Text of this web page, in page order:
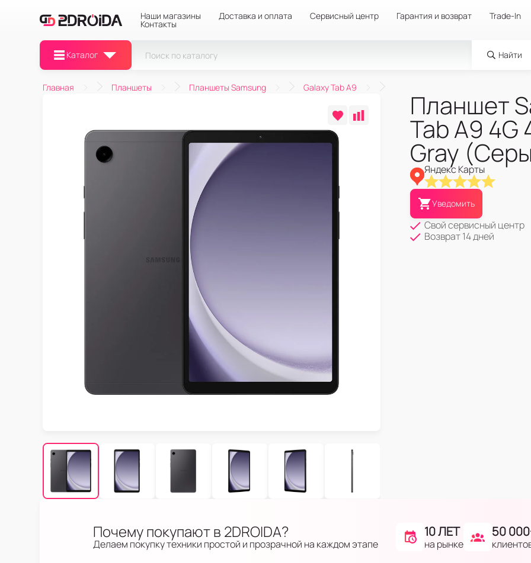
Наши магазины Доставка и оплата Сервисный центр Гарантия и возврат Trade-In
Контакты
Каталог Найти
Главная Планшеты Планшеты Samsung Galaxy Tab A9
Планшет
Tab A9
Gray
Яндекс Карты
Уведомить
Свой сервисный центр
Возврат 14 дней
Почему покупают в 2DROIDA?
Делаем покупку техники простой и прозрачной на каждом этапе
10 ЛЕТ
на рынке
50